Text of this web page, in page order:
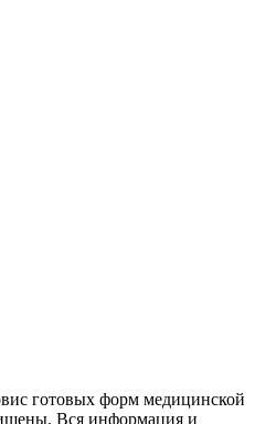
готовых форм медицинской
Вся информация и